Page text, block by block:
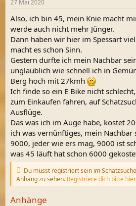
e
:
27 Mai 2020
Also, ich bin 45, mein Knie macht
werde auch nicht mehr Jünger.
Dann haben wir hier im Spessart
macht es schon Sinn.
Gestern durfte ich mein Nachbar
unglaublich wie schnell ich in
Berg hoch mit 27kmh
Ich finde so ein E Bike nicht
zum Einkaufen fahren, auf
Ausflüge.
Das was ich im Auge habe, kostet
ich was vernünftiges, mein Nachbar
9000, jeder wie ers mag, 9000 ist
was 45 läuft hat schon 6000
Du musst registriert sein im
Anhang zu sehen. Registriere dich bitte hier
Anhänge